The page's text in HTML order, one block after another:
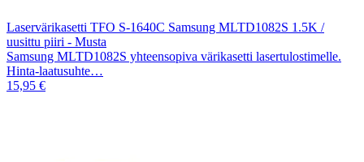
Laservärikasetti TFO S-1640C Samsung MLTD1082S 1.5K /
uusittu piiri - Musta
Samsung MLTD1082S yhteensopiva värikasetti lasertulostimelle.
Hinta-laatusuhte…
15,95 €